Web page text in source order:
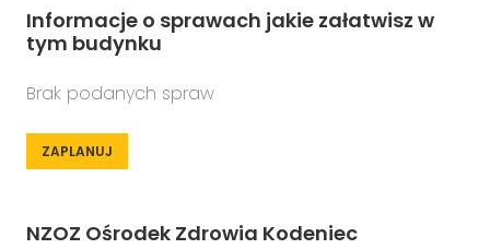
Informacje o sprawach jakie załatwisz w
tym budynku
Brak podanych spraw
ZAPLANUJ
NZOZ Ośrodek Zdrowia Kodeniec